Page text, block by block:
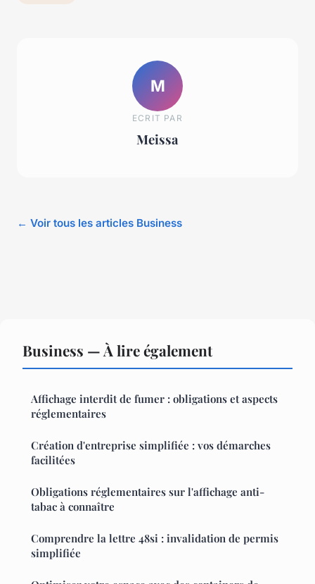
M
ECRIT PAR
Meissa
← Voir tous les articles Business
Business — À lire également
Affichage interdit de fumer : obligations et aspects
réglementaires
Création d'entreprise simplifiée : vos démarches
facilitées
Obligations réglementaires sur l'affichage anti-
tabac à connaître
Comprendre la lettre 48si : invalidation de permis
simplifiée